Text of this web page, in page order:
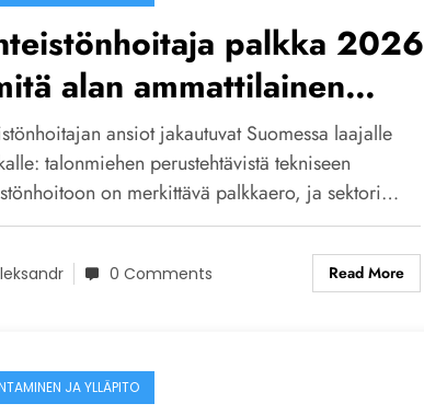
palkka 2026
alan ammattilainen
tienaa?
ansiot jakautuvat Suomessa laajalle
talonmiehen perustehtävistä tekniseen
on merkittävä palkkaero, ja sektori…
0 Comments Read More
JA YLLÄPITO